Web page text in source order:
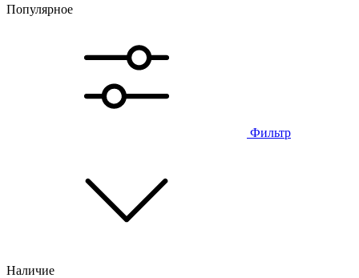
Популярное
Фильтр
Наличие